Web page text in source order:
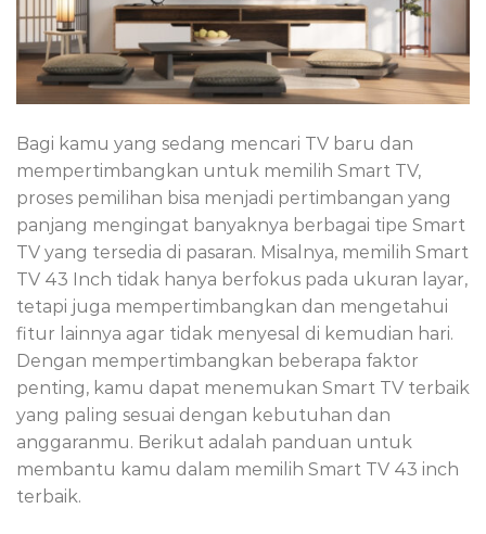
Bagi kamu yang sedang mencari TV baru dan
mempertimbangkan untuk memilih Smart TV,
proses pemilihan bisa menjadi pertimbangan yang
panjang mengingat banyaknya berbagai tipe Smart
TV yang tersedia di pasaran. Misalnya, memilih Smart
TV 43 Inch tidak hanya berfokus pada ukuran layar,
tetapi juga mempertimbangkan dan mengetahui
fitur lainnya agar tidak menyesal di kemudian hari.
Dengan mempertimbangkan beberapa faktor
penting, kamu dapat menemukan Smart TV terbaik
yang paling sesuai dengan kebutuhan dan
anggaranmu. Berikut adalah panduan untuk
membantu kamu dalam memilih Smart TV 43 inch
terbaik.